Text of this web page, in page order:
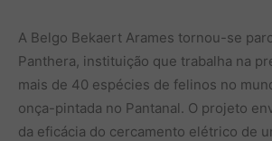
A Belgo Bekaert Arames tornou-se
Panthera, instituição que trabalha na
mais de 40 espécies de felinos no
onça-pintada no Pantanal. O projeto
da eficácia do cercamento elétrico de